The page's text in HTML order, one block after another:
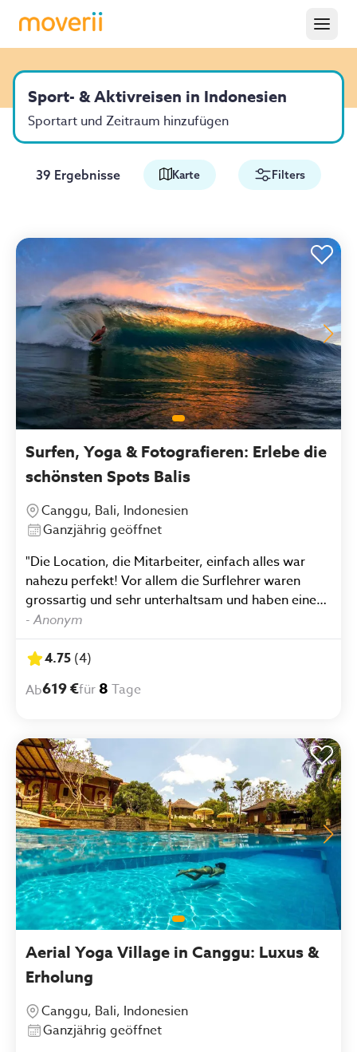
Sport- & Aktivreisen in Indonesien
Sportart und Zeitraum hinzufügen
39 Ergebnisse Karte Filters
Surfen, Yoga & Fotografieren: Erlebe die
schönsten Spots Balis
Canggu, Bali, Indonesien
Ganzjährig geöffnet
"Die Location, die Mitarbeiter, einfach alles war
nahezu perfekt! Vor allem die Surflehrer waren
grossartig und sehr unterhaltsam und haben einen
sehr wohl fühlen lassen. "
- Anonym
4.75 (4)
Ab619 €für 8 Tage
Aerial Yoga Village in Canggu: Luxus &
Erholung
Canggu, Bali, Indonesien
Ganzjährig geöffnet